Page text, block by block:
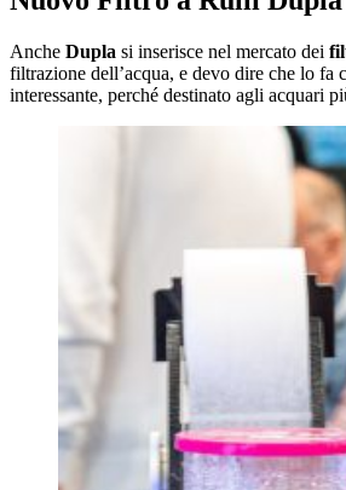
Anche Dupla si inserisce nel mercato dei
filtrazione dell’acqua, e devo dire che lo fa
interessante, perché destinato agli acquari